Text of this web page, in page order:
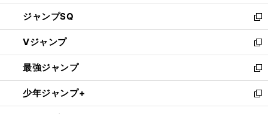
し
い
ウ
ィ
ン
ド
ウ
で
開
ジャンプSQ
新
し
い
ウ
ィ
ン
ド
ウ
Vジャンプ
新
し
い
ウ
ィ
ン
最強ジャンプ
新
し
い
ウ
少年ジャンプ+
新
し